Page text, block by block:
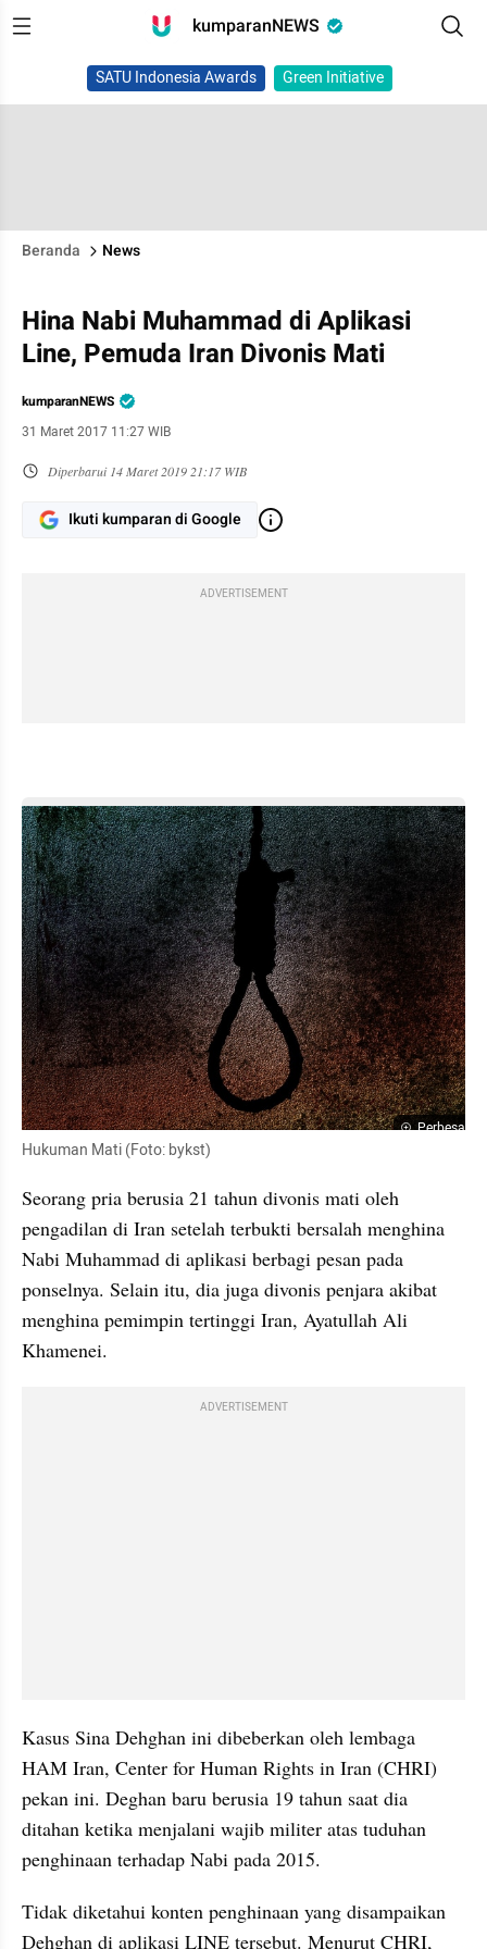
kumparanNEWS
SATU Indonesia Awards Green Initiative
Beranda News
Hina Nabi Muhammad di Aplikasi
Line, Pemuda Iran Divonis Mati
kumparanNEWS
31 Maret 2017 11:27 WIB
Diperbarui 14 Maret 2019 21:17 WIB
Ikuti kumparan di Google
ADVERTISEMENT
Perbesar
Hukuman Mati (Foto: bykst)
Seorang pria berusia 21 tahun divonis mati oleh
pengadilan di Iran setelah terbukti bersalah menghina
Nabi Muhammad di aplikasi berbagi pesan pada
ponselnya. Selain itu, dia juga divonis penjara akibat
menghina pemimpin tertinggi Iran, Ayatullah Ali
Khamenei.
ADVERTISEMENT
Kasus Sina Dehghan ini dibeberkan oleh lembaga
HAM Iran, Center for Human Rights in Iran (CHRI)
pekan ini. Deghan baru berusia 19 tahun saat dia
ditahan ketika menjalani wajib militer atas tuduhan
penghinaan terhadap Nabi pada 2015.
Tidak diketahui konten penghinaan yang disampaikan
Dehghan di aplikasi LINE tersebut. Menurut CHRI,